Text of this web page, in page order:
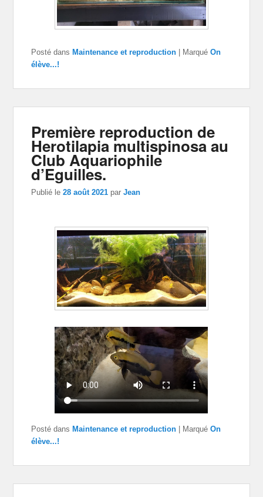
Posté dans Maintenance et reproduction | Marqué On
élève...!
Première reproduction de
Herotilapia multispinosa au
Club Aquariophile
d’Eguilles.
Publié le28 août 2021 parJean
Posté dans Maintenance et reproduction Marqué On
élève...!